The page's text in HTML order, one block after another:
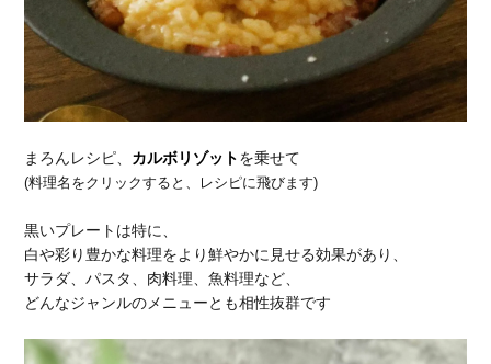
まろんレシピ、 カルボリゾットを乗せて
(料理名をクリックすると、レシピに飛びます)
黒いプレートは特に、
白や彩り豊かな料理をより鮮やかに見せる効果があり、
サラダ、パスタ、肉料理、魚料理など、
どんなジャンルのメニューとも相性抜群です